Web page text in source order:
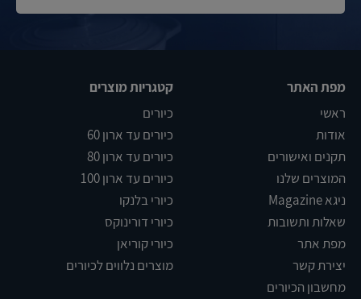
מפת האתר
ראשי
אודות
תקנים ואישורים
המוצרים שלנו
ניגא Magazine
שאלות ותשובות
מפת אתר
יצירת קשר
מחשבון הכיורים
קטגריות מוצרים
כיורים
כיורים עד ארון 60
כיורים עד ארון 80
כיורים עד ארון 100
כיורי בלנקו
כיורי דורינוקס
כיורי קוריאן
מוצרים נלווים לכיורים